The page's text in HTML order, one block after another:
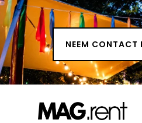
NEEM CONTACT